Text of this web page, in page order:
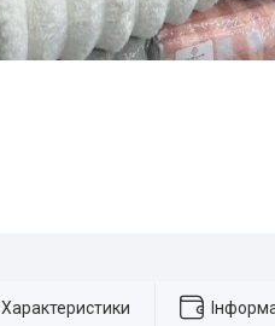
Характеристики